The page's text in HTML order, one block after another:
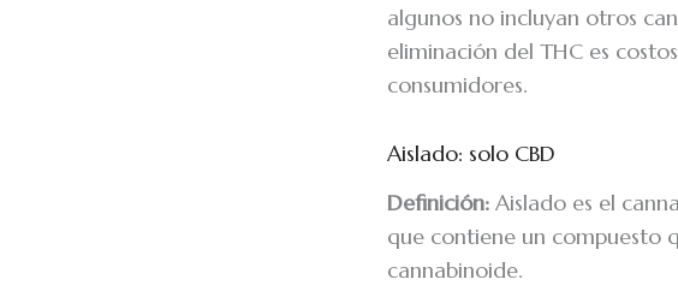
algunos no incluyan otros
eliminación del THC es
consumidores.
Aislado: solo CBD
Definición: Aislado es el
que contiene un compuesto
cannabinoide.